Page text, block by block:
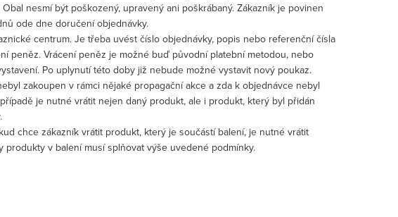
nesmí být poškozený, upravený ani poškrábaný. Zákazník je povinen
ode dne doručení objednávky.
centrum. Je třeba uvést číslo objednávky, popis nebo referenční čísla
peněz. Vrácení peněz je možné buď původní platební metodou, nebo
Po uplynutí této doby již nebude možné vystavit nový poukaz.
zakoupen v rámci nějaké propagační akce a zda k objednávce nebyl
je nutné vrátit nejen daný produkt, ale i produkt, který byl přidán
chce zákazník vrátit produkt, který je součástí balení, je nutné vrátit
v balení musí splňovat výše uvedené podmínky.